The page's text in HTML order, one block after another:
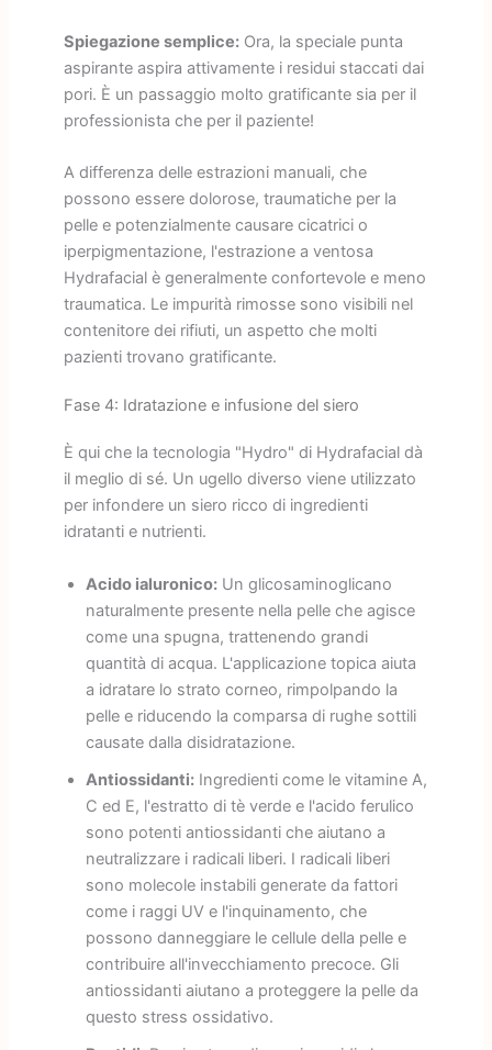
Spiegazione semplice:Ora, la speciale punta
aspirante aspira attivamente i residui staccati dai
pori. È un passaggio molto gratificante sia per il
professionista che per il paziente!
A differenza delle estrazioni manuali, che
possono essere dolorose, traumatiche per la
pelle e potenzialmente causare cicatrici o
iperpigmentazione, l'estrazione a ventosa
Hydrafacial è generalmente confortevole e meno
traumatica. Le impurità rimosse sono visibili nel
contenitore dei rifiuti, un aspetto che molti
pazienti trovano gratificante.
Fase 4: Idratazione e infusione del siero
È qui che la tecnologia "Hydro" di Hydrafacial dà
il meglio di sé. Un ugello diverso viene utilizzato
per infondere un siero ricco di ingredienti
idratanti e nutrienti.
Acido ialuronico:Un glicosaminoglicano
naturalmente presente nella pelle che agisce
come una spugna, trattenendo grandi
quantità di acqua. L'applicazione topica aiuta
a idratare lo strato corneo, rimpolpando la
pelle e riducendo la comparsa di rughe sottili
causate dalla disidratazione.
Antiossidanti:Ingredienti come le vitamine A,
C ed E, l'estratto di tè verde e l'acido ferulico
sono potenti antiossidanti che aiutano a
neutralizzare i radicali liberi. I radicali liberi
sono molecole instabili generate da fattori
come i raggi UV e l'inquinamento, che
possono danneggiare le cellule della pelle e
contribuire all'invecchiamento precoce. Gli
antiossidanti aiutano a proteggere la pelle da
questo stress ossidativo.